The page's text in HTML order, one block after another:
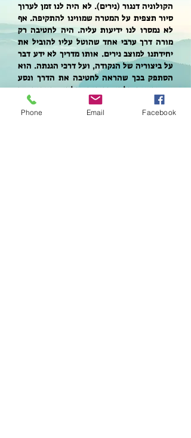
הקולוניה דנגור (נירים). לא היה לנו זמן לערוך
סיור תצפית על המטרה שמווינו להתקיפה. אף
לא נמסרו לנו ידיעות עליה. היה לחטיבה רק
מורה דרך ערבי אחד שהוטל עליו להוביל את
יחידתנו למוצב נירים. אותו מדריך לא ידע דבר
על ביצוריה של הנקודה, ועל דרכי הגנתה. הוא
הסתפק בכך שהראה לחטיבה את הדרך ונסע
עם ידיעות בלתי ברורות ובלתי מדויקות עד
שהופיעו לפניה לפתע הביצורים של נירים.
החיילים לא נחו אחרי המסע הקשה, אלא
Phone Email Facebook